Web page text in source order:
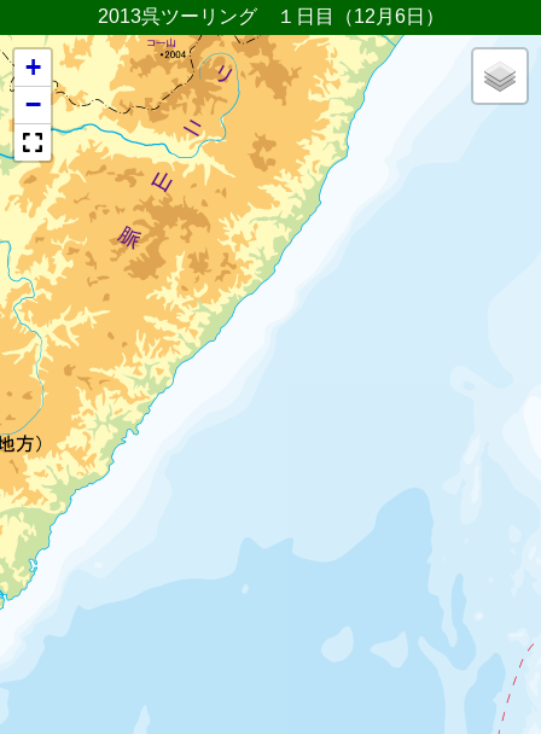
2013呉ツーリング １日目（12月6日）
+
−